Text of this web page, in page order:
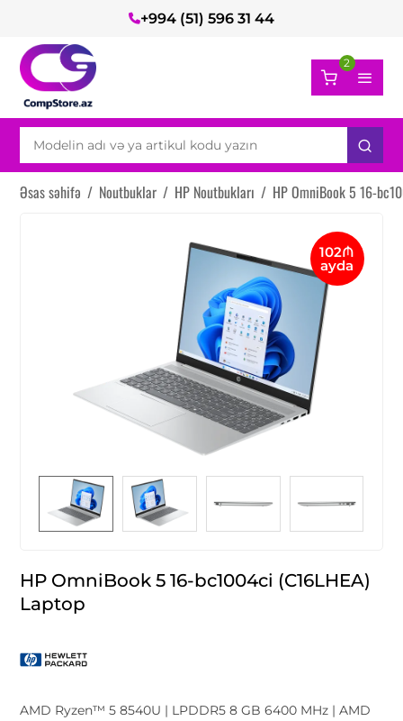
+994 (51) 596 31 44
2
Əsas səhifə / Noutbuklar / HP Noutbukları / HP OmniBook 5 16-
102₼
ayda
HP OmniBook 5 16-bc1004ci (C16LHEA)
Laptop
AMD Ryzen™ 5 8540U | LPDDR5 8 GB 6400 MHz | AMD